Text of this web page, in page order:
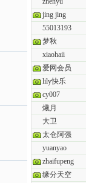
jing jing
55013193
梦秋
xiaohaii
爱网会员
lily快乐
cy007
爔月
大卫
太仓阿强
yuanyao
zhaifupeng
缘分天空